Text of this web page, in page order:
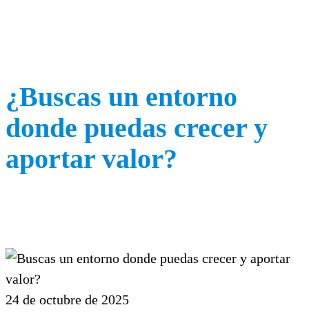
¿Buscas un entorno
donde puedas crecer y
aportar valor?
24 de octubre de 2025